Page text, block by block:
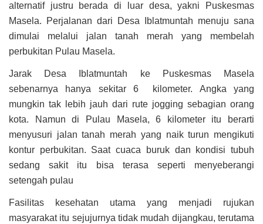
alternatif justru berada di luar desa, yakni Puskesmas
Masela. Perjalanan dari Desa Iblatmuntah menuju sana
dimulai melalui jalan tanah merah yang membelah
perbukitan Pulau Masela.
Jarak Desa Iblatmuntah ke Puskesmas Masela
sebenarnya hanya sekitar 6 kilometer. Angka yang
mungkin tak lebih jauh dari rute jogging sebagian orang
kota. Namun di Pulau Masela, 6 kilometer itu berarti
menyusuri jalan tanah merah yang naik turun mengikuti
kontur perbukitan. Saat cuaca buruk dan kondisi tubuh
sedang sakit itu bisa terasa seperti menyeberangi
setengah pulau
Fasilitas kesehatan utama yang menjadi rujukan
masyarakat itu sejujurnya tidak mudah dijangkau, terutama